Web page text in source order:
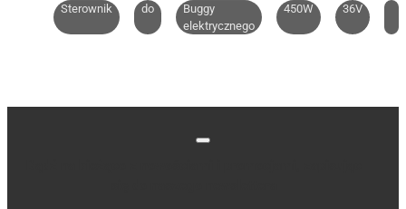
Sterownik
do
Buggy
elektrycznego
450W 36V